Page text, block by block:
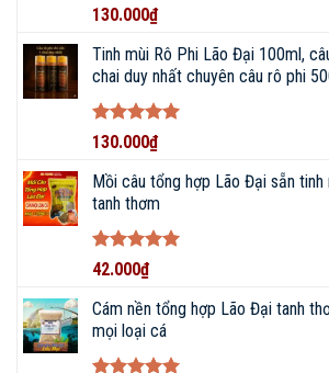
Chuyên tư vấn, lựa chọn, mua
sản phẩmCẦN CÂU, MÁY
ĐẠI LÝ PHÂN PHỐI
CÂU CHÍNH HÃNG • ĐỒ
Được xếp
5
sao
130.000₫
Tinh mùi Rô Phi Lão Đại 100ml,
chai duy nhất chuyên câu rô phi
Được xếp
5
sao
130.000₫
Mồi câu tổng hợp Lão Đại sẵn
tanh thơm
Được xếp
55
sao
42.000₫
Cám nền tổng hợp Lão Đại tanh
mọi loại cá